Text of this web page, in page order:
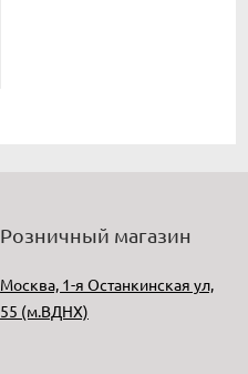
Розничный магазин
Москва, 1-я Останкинская ул,
55 (м.ВДНХ)